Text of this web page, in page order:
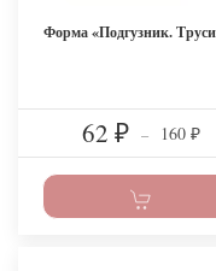
Форма «Подгузник.
62 ₽ – 160 ₽